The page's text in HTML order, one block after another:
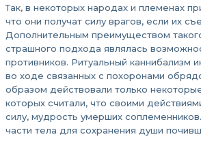
Так, в некоторых народах и племенах
что они получат силу врагов, если их
Дополнительным преимуществом
страшного подхода являлась
противников. Ритуальный каннибализм
во ходе связанных с похоронами
образом действовали только
которых считали, что своими
силу, мудрость умерших
части тела для сохранения души